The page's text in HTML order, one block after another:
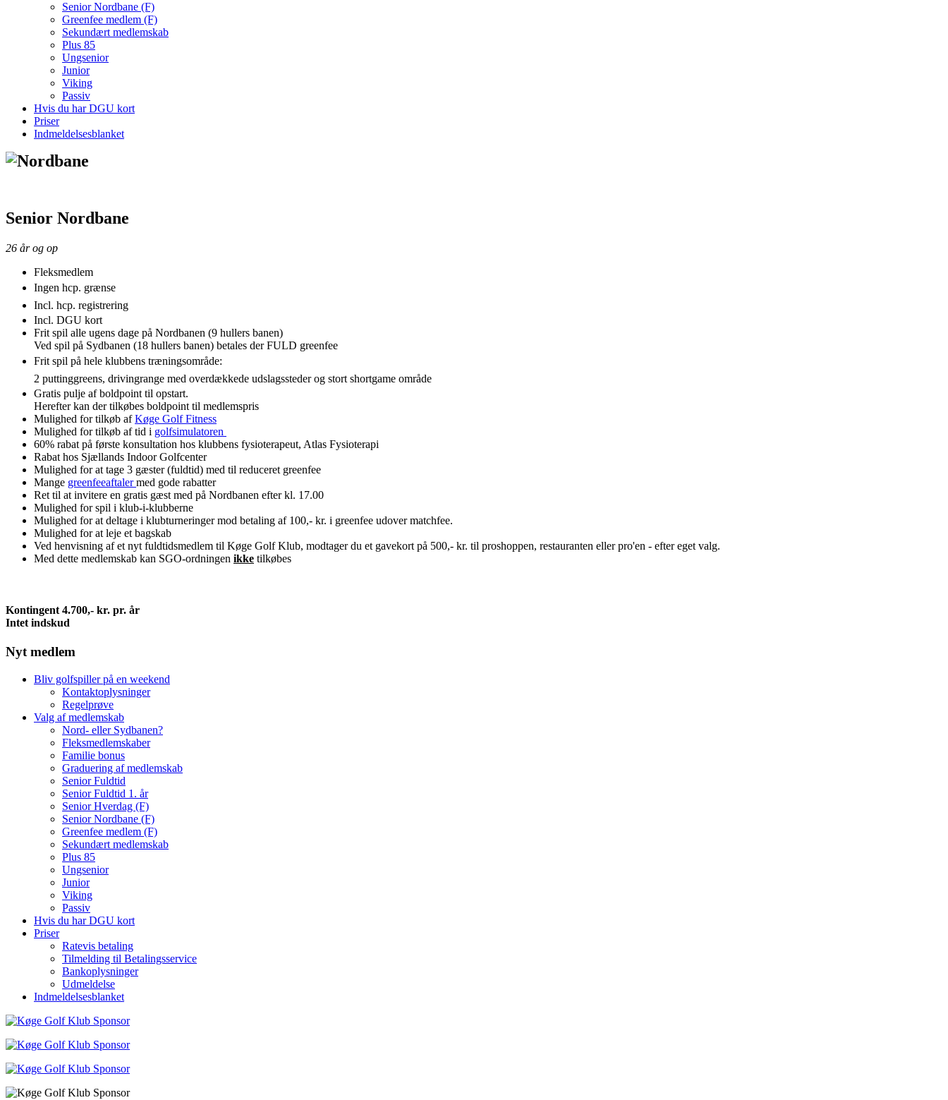
Senior Nordbane (F)
Greenfee medlem (F)
Sekundært medlemskab
Plus 85
Ungsenior
Junior
Viking
Passiv
Hvis du har DGU kort
Priser
Indmeldelsesblanket
Senior Nordbane
26 år og op
Fleksmedlem
Ingen hcp. grænse
Incl. hcp. registrering
Incl. DGU kort
Frit spil alle ugens dage på Nordbanen (9 hullers banen)
Ved spil på Sydbanen (18 hullers banen) betales der FULD greenfee
Frit spil på hele klubbens træningsområde:
2 puttinggreens, drivingrange med overdækkede udslagssteder og stort shortgame område
Gratis pulje af boldpoint til opstart.
Herefter kan der tilkøbes boldpoint til medlemspris
Mulighed for tilkøb afKøge Golf Fitness
Mulighed for tilkøb af tid i golfsimulatoren
60% rabat på første konsultation hos klubbens fysioterapeut, Atlas Fysioterapi
Rabat hos Sjællands Indoor Golfcenter
Mulighed for at tage 3 gæster (fuldtid) med til reduceret greenfee
Mange greenfeeaftalermed gode rabatter
Ret til at invitere en gratis gæst med på Nordbanen efter kl. 17.00
Mulighed for spil i klub-i-klubberne
Mulighed for at deltage i klubturneringer mod betaling af 100,- kr. i greenfee udover matchfee.
Mulighed for at leje et bagskab
Ved henvisning af et nyt fuldtidsmedlem til Køge Golf Klub, modtager du et gavekort på 500,- kr. til proshoppen, restauranten eller pro'en - efter eget valg.
Med dette medlemskab kan SGO-ordningen ikke tilkøbes
Kontingent 4.700,- kr. pr. år
Intet indskud
Nyt medlem
Bliv golfspiller på en weekend
Kontaktoplysninger
Regelprøve
Valg af medlemskab
Nord- eller Sydbanen?
Fleksmedlemskaber
Familie bonus
Graduering af medlemskab
Senior Fuldtid
Senior Fuldtid 1. år
Senior Hverdag (F)
Senior Nordbane (F)
Greenfee medlem (F)
Sekundært medlemskab
Plus 85
Ungsenior
Junior
Viking
Passiv
Hvis du har DGU kort
Priser
Ratevis betaling
Tilmelding til Betalingsservice
Bankoplysninger
Udmeldelse
Indmeldelsesblanket